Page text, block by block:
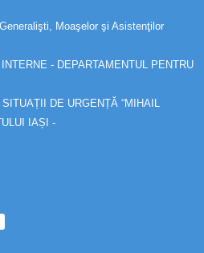
Moaşelor şi Asistenţilor
- DEPARTAMENTUL PENTRU
SITUAȚII DE URGENȚĂ “MIHAIL
IAȘI -